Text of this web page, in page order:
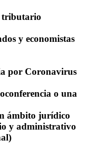
tributario
y economistas
por Coronavirus
o una
ámbito jurídico
y administrativo